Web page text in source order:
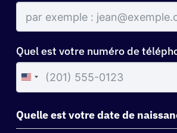
Quel est votre numéro de
United
States
+1
Quelle est votre date de